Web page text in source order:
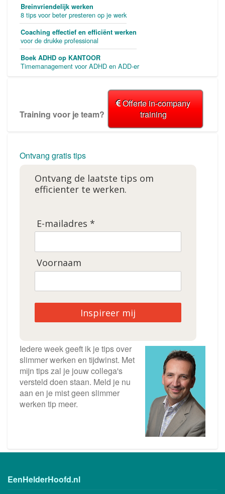
Breinvriendelijk werken
8 tips voor beter presteren op je werk
Coaching effectief en efficiënt werken
voor de drukke professional
Boek ADHD op KANTOOR
Timemanagement voor ADHD en ADD-er
Training voor je team?
Offerte in-company
training
Ontvang gratis tips
Ontvang de laatste tips om
efficienter te werken.
E-mailadres *
Voornaam
Inspireer mij
Iedere week geeft ik je tips over
slimmer werken en tijdwinst. Met
mijn tips zal je jouw collega's
versteld doen staan. Meld je nu
aan en je mist geen slimmer
werken tip meer.
EenHelderHoofd.nl